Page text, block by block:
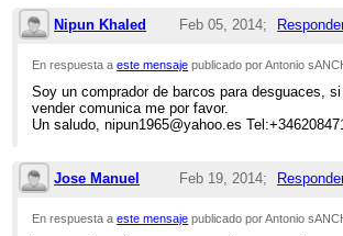
Nipun Khaled Feb 05, 2014;
5:09pm
Re: VENTA DE
En respuesta aeste mensaje publicado por Antonio
Soy un comprador de barcos para desguaces,
vender comunica me por favor.
Un saludo, nipun1965@yahoo.es
Jose Manuel Feb 19, 2014;
3:44pm
En respuesta aeste mensaje publicado por Antonio